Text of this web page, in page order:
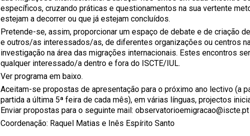
específicos, cruzando práticas e questionamentos na sua vertente
estejam a decorrer ou que já estejam concluídos.
Pretende-se, assim, proporcionar um espaço de debate e de criação
e outros/as interessados/as, de diferentes organizações ou centros
investigação na área das migrações internacionais. Estes encontros
qualquer interessado/a dentro e fora do ISCTE/IUL.
Ver programa em baixo.
Aceitam-se propostas de apresentação para o próximo ano lectivo (a
partida a última 5ª feira de cada mês), em várias línguas, projectos
Enviar propostas para o seguinte mail: observatorioemigracao@iscte.pt
Coordenação: Raquel Matias e Inês Espírito Santo